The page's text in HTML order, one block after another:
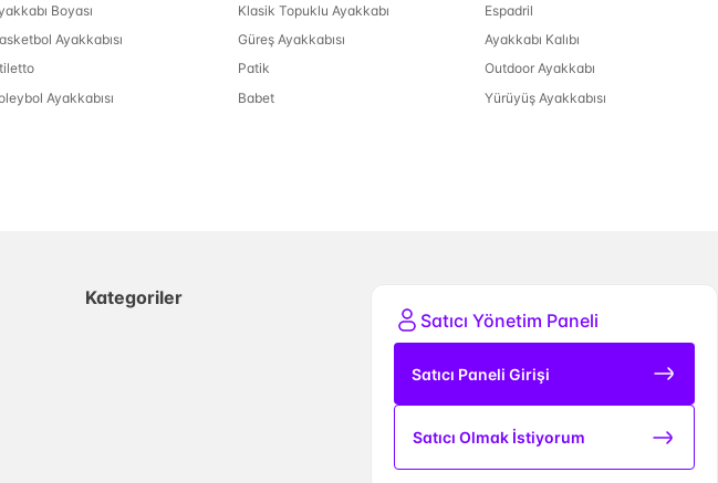
Boyası
Ayakkabısı
Ayakkabısı
Klasik Topuklu Ayakkabı
Güreş Ayakkabısı
Patik
Babet
Espadril
Ayakkabı Kalıbı
Outdoor Ayakkabı
Yürüyüş Ayakkabısı
Kategoriler
Satıcı Yönetim Paneli
Satıcı Paneli Girişi
Satıcı Olmak İstiyorum